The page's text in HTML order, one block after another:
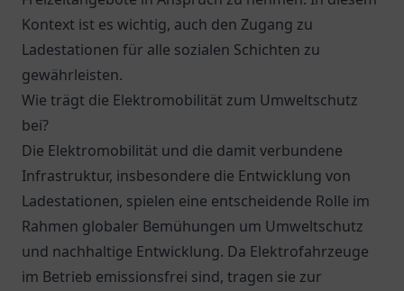
Kontext ist es wichtig, auch den Zugang zu
Ladestationen für alle sozialen Schichten zu
gewährleisten.
Wie trägt die Elektromobilität zum Umweltschutz
bei?
Die Elektromobilität und die damit verbundene
Infrastruktur, insbesondere die Entwicklung von
Ladestationen, spielen eine entscheidende Rolle im
Rahmen globaler Bemühungen um Umweltschutz
und nachhaltige Entwicklung. Da Elektrofahrzeuge
im Betrieb emissionsfrei sind, tragen sie zur